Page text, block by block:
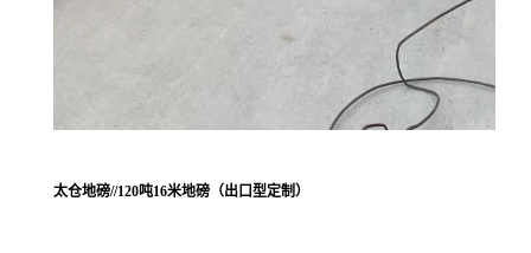
太仓地磅//120吨16米地磅（出口型定制）